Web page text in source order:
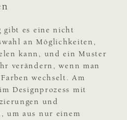
gibt es eine nicht
an Möglichkeiten,
kann, und ein Muster
verändern, wenn man
wechselt. Am
Designprozess mit
und
um aus nur einem